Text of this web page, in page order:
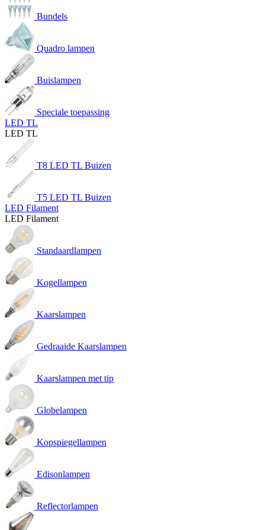
Bundels
Quadro lampen
Buislampen
Speciale toepassing
LED TL
LED TL
T8 LED TL Buizen
T5 LED TL Buizen
LED Filament
LED Filament
Standaardlampen
Kogellampen
Kaarslampen
Gedraaide Kaarslampen
Kaarslampen met tip
Globelampen
Kopspiegellampen
Edisonlampen
Reflectorlampen